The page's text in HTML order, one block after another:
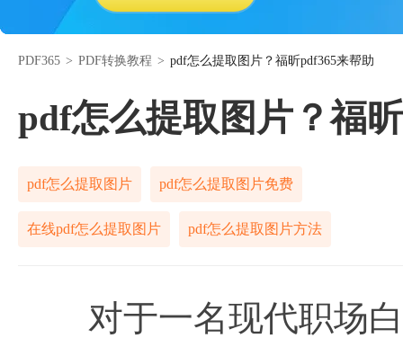
PDF365 > PDF转换教程 > pdf怎么提取图片？福昕pdf365来帮助
pdf怎么提取图片？福
pdf怎么提取图片 pdf怎么提取图片免费
在线pdf怎么提取图片 pdf怎么提取图片方法
对于一名现代职场白